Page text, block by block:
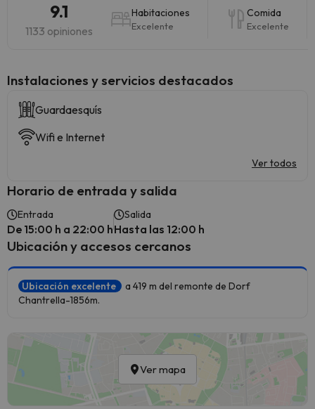
9.1
1133 opiniones
Habitaciones
Excelente
Comida
Excelente
Instalaciones y servicios destacados
Guardaesquís
Wifi e Internet
Ver todos
Horario de entrada y salida
Entrada
De 15:00 h a 22:00 h
Salida
Hasta las 12:00 h
Ubicación y accesos cercanos
Ubicación excelente
a 419 m del remonte de Dorf
Chantrella-1856m.
Ver mapa